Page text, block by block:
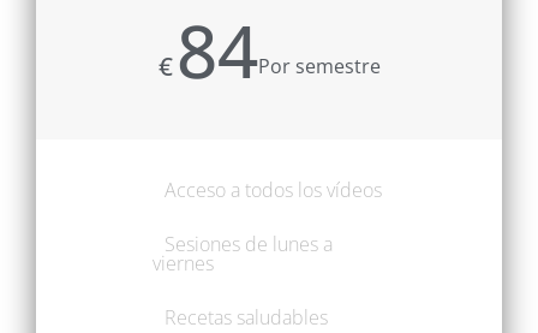
€84Por semestre
Acceso a todos los vídeos
Sesiones de lunes a
viernes
Recetas saludables